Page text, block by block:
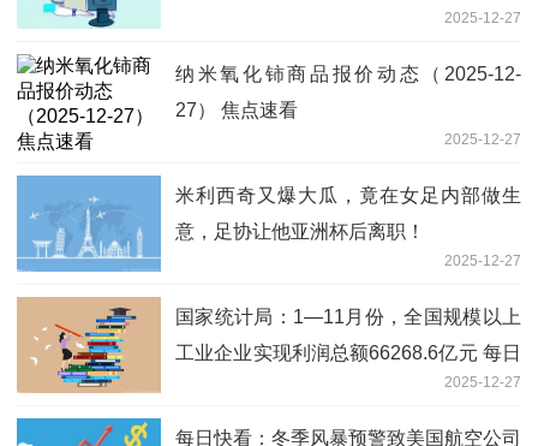
2025-12-27
纳米氧化铈商品报价动态（2025-12-
27） 焦点速看
2025-12-27
米利西奇又爆大瓜，竟在女足内部做生
意，足协让他亚洲杯后离职！
2025-12-27
国家统计局：1—11月份，全国规模以上
工业企业实现利润总额66268.6亿元 每日
2025-12-27
每日快看：冬季风暴预警致美国航空公司